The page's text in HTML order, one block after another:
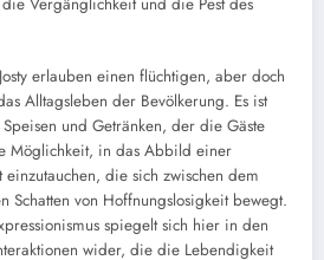
erlauben einen flüchtigen, aber doch
Alltagsleben der Bevölkerung. Es ist
und Getränken, der die Gäste
Möglichkeit, in das Abbild einer
einzutauchen, die sich zwischen dem
Schatten von Hoffnungslosigkeit bewegt.
spiegelt sich hier in den
wider, die die Lebendigkeit